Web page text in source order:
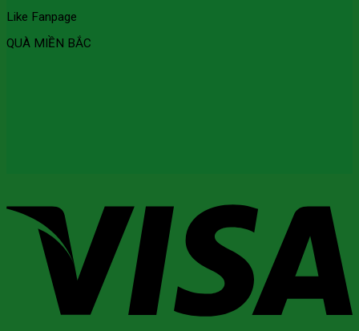
Like Fanpage
QUÀ MIỀN BẮC